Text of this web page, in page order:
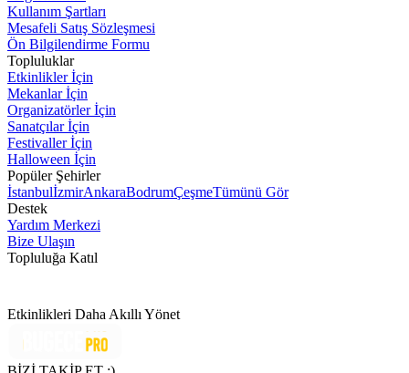
Kullanım Şartları
Mesafeli Satış Sözleşmesi
Ön Bilgilendirme Formu
Topluluklar
Etkinlikler İçin
Mekanlar İçin
Organizatörler İçin
Sanatçılar İçin
Festivaller İçin
Halloween İçin
Popüler Şehirler
İstanbulİzmirAnkaraBodrumÇeşmeTümünü Gör
Destek
Yardım Merkezi
Bize Ulaşın
Topluluğa Katıl
Etkinlikleri Daha Akıllı Yönet